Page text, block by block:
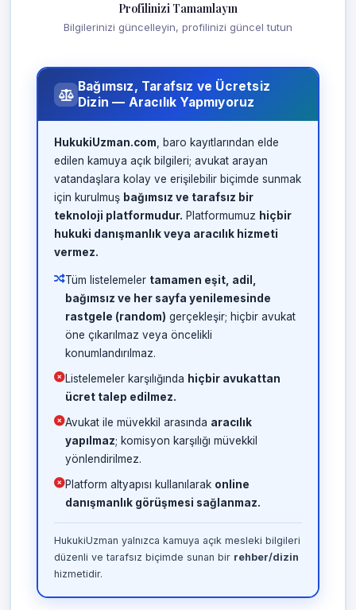
Profilinizi Tamamlayın
Bilgilerinizi güncelleyin, profilinizi güncel tutun
Bağımsız, Tarafsız ve Ücretsiz
Dizin — Aracılık Yapmıyoruz
HukukiUzman.com , baro kayıtlarından elde
edilen kamuya açık bilgileri; avukat arayan
vatandaşlara kolay ve erişilebilir biçimde sunmak
için kurulmuş bağımsız ve tarafsız bir
teknoloji platformudur. Platformumuz hiçbir
hukuki danışmanlık veya aracılık hizmeti
vermez.
Tüm listelemeler tamamen eşit, adil,
bağımsız ve her sayfa yenilemesinde
rastgele (random) gerçekleşir; hiçbir avukat
öne çıkarılmaz veya öncelikli
konumlandırılmaz.
Listelemeler karşılığında hiçbir avukattan
ücret talep edilmez.
Avukat ile müvekkil arasında aracılık
yapılmaz; komisyon karşılığı müvekkil
yönlendirilmez.
Platform altyapısı kullanılarak online
danışmanlık görüşmesi sağlanmaz.
HukukiUzman yalnızca kamuya açık mesleki bilgileri
düzenli ve tarafsız biçimde sunan bir rehber/dizin
hizmetidir.